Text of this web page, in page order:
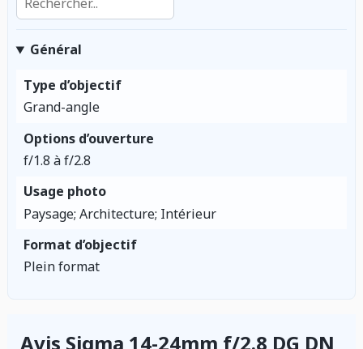
Général
Type d’objectif
Grand-angle
Options d’ouverture
f/1.8 à f/2.8
Usage photo
Paysage; Architecture; Intérieur
Format d’objectif
Plein format
Avis Sigma 14-24mm f/2.8 DG DN